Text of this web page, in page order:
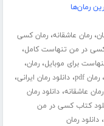
رمان‌ها
،رمان عاشقانه،رمان کسی
،
برای موبایل،رمان،
،رمان pdf ،دانلود رمان ایرانی،
رمان عاشقانه،دانلود رمان
کتاب کسی در من
،دانلود رمان